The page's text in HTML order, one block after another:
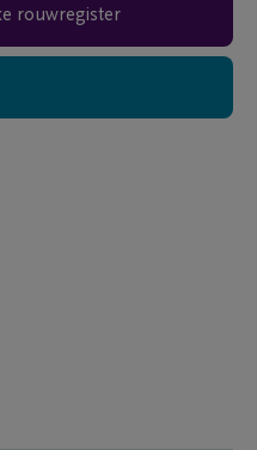
rouwregister